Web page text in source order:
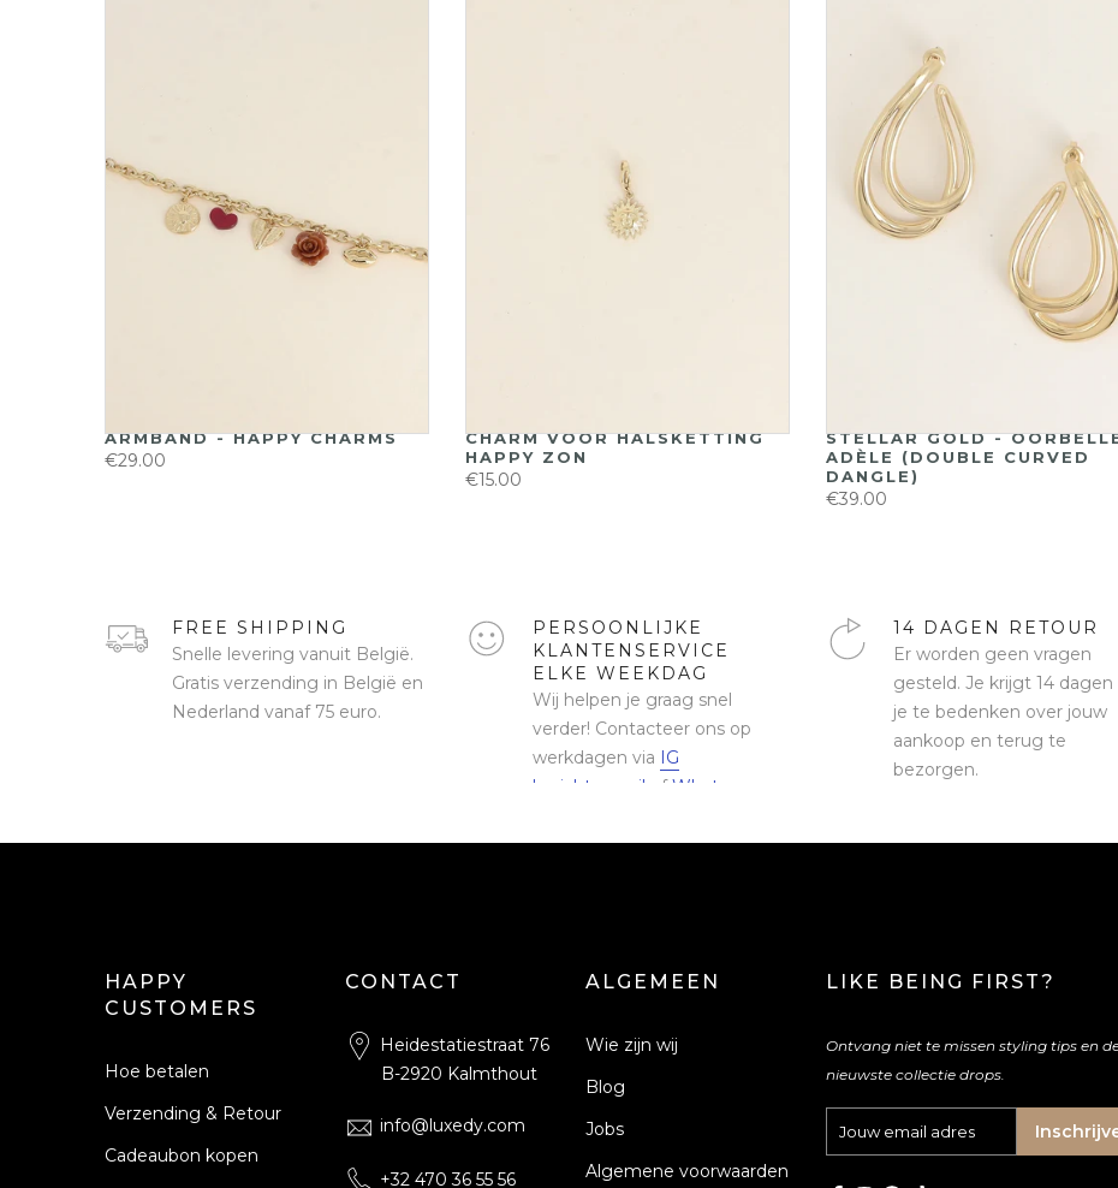
STELLAR GOLD -
ADÈLE (DOUBLE CURVED
DANGLE)
€39.00
ARMBAND - HAPPY CHARMS
€29.00
CHARM VOOR HALSKETTING
HAPPY ZON
€15.00
FREE SHIPPING
Snelle levering vanuit België.
Gratis verzending in België en
Nederland vanaf 75 euro.
PERSOONLIJKE
KLANTENSERVICE
ELKE WEEKDAG
Wij helpen je graag snel
verder! Contacteer ons op
werkdagen via IG
bericht
email ofWhatsapp
14 DAGEN RETOUR
Er worden geen vragen
gesteld. Je krijgt 14
je te bedenken over jouw
aankoop en terug te
bezorgen.
HAPPY
CUSTOMERS
Hoe betalen
Verzending & Retour
Cadeaubon kopen
CONTACT
Heidestatiestraat 76
B-2920 Kalmthout
info@luxedy.com
+32 470 36 55 56
ALGEMEEN
Wie zijn wij
Blog
Jobs
Algemene voorwaarden
LIKE BEING FIRST?
Ontvang niet te missen styling tips en
nieuwste collectie drops.